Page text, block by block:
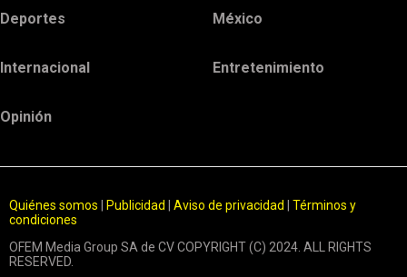
Deportes México
Internacional Entretenimiento
Opinión
Quiénes somos Publicidad Aviso de privacidad
Términos y
condiciones
OFEM Media Group SA de CV COPYRIGHT (C) 2024. ALL RIGHTS
RESERVED.